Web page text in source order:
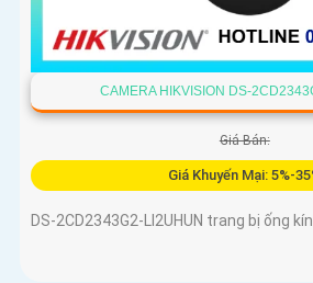
CAMERA HIKVISION DS-
Giá Bán:
Giá Khuyến Mại: 5%-
DS-2CD2343G2-LI2UHUN trang bị ống